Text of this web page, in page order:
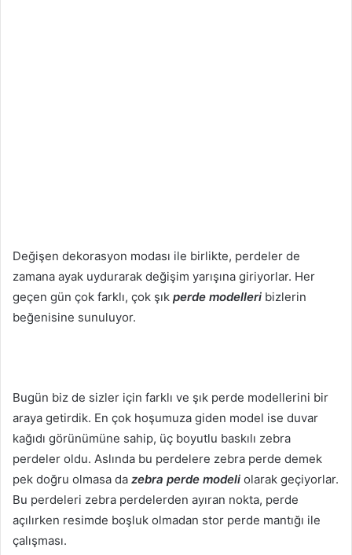
Değişen dekorasyon modası ile birlikte, perdeler de
zamana ayak uydurarak değişim yarışına giriyorlar. Her
geçen gün çok farklı, çok şık perde modelleri bizlerin
beğenisine sunuluyor.
Bugün biz de sizler için farklı ve şık perde modellerini bir
araya getirdik. En çok hoşumuza giden model ise duvar
kağıdı görünümüne sahip, üç boyutlu baskılı zebra
perdeler oldu. Aslında bu perdelere zebra perde demek
pek doğru olmasa da zebra perde modeli olarak geçiyorlar.
Bu perdeleri zebra perdelerden ayıran nokta, perde
açılırken resimde boşluk olmadan stor perde mantığı ile
çalışması.